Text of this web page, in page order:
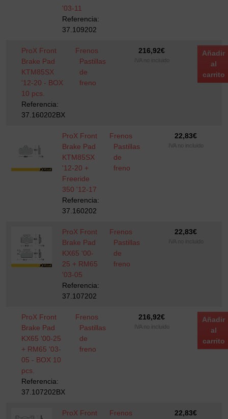
'03-11
Referencia:
37.109202
ProX Front
Brake Pad
KTM85SX
'12-20 - BOX
10 pcs.
Referencia:
37.160202BX
Frenos
Pastillas
de
freno
216,92€
IVA no incluido
Añadir
al
carrito
ProX Front
Brake Pad
KTM85SX
'12-20 +
Freeride
350 '12-17
Referencia:
37.160202
Frenos
Pastillas
de
freno
22,83€
IVA no incluido
ProX Front
Brake Pad
KX65 '00-
25 + RM65
'03-05
Referencia:
37.107202
Frenos
Pastillas
de
freno
22,83€
IVA no incluido
ProX Front
Brake Pad
KX65 '00-25
+ RM65 '03-
05 - BOX 10
pcs.
Referencia:
37.107202BX
Frenos
Pastillas
de
freno
216,92€
IVA no incluido
Añadir
al
carrito
ProX Front
Frenos
22,83€